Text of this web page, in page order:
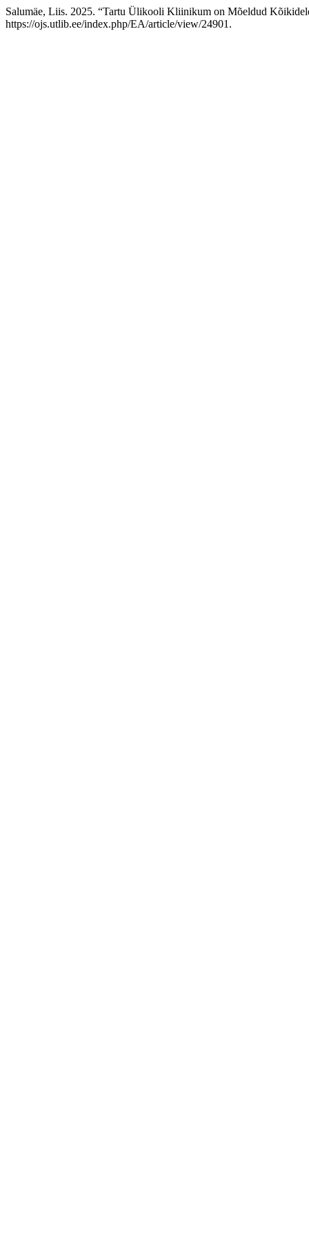
Salumäe, Liis. 2025. “Tartu Ülikooli Kliinikum on Mõeldud
https://ojs.utlib.ee/index.php/EA/article/view/24901.